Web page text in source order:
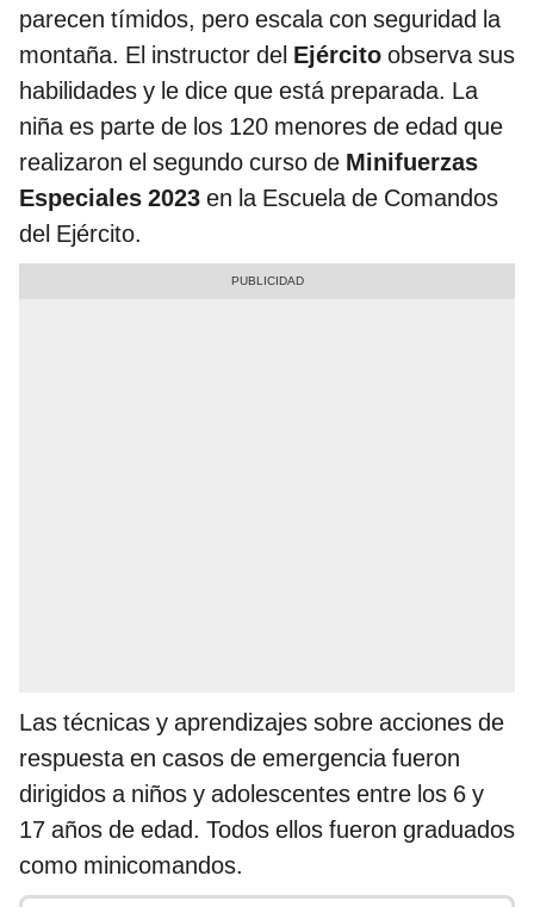
parecen tímidos, pero escala con seguridad la
montaña. El instructor del Ejército observa sus
habilidades y le dice que está preparada. La
niña es parte de los 120 menores de edad que
realizaron el segundo curso de Minifuerzas
Especiales 2023 en la Escuela de Comandos
del Ejército.
Las técnicas y aprendizajes sobre acciones de
respuesta en casos de emergencia fueron
dirigidos a niños y adolescentes entre los 6 y
17 años de edad. Todos ellos fueron graduados
como minicomandos.